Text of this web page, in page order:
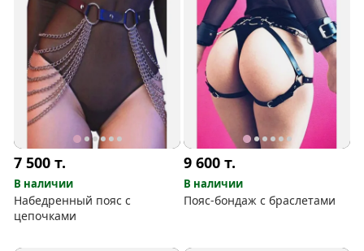
7 500т.
В наличии
Набедренный пояс с
цепочками
9 600т.
В наличии
Пояс-бондаж с браслетами